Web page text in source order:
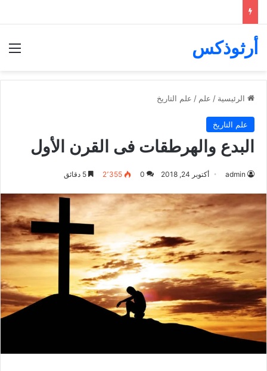
أرثوذكس
الرئيسية / علم / علم التاريخ
علم التاريخ
البدع والهرطقات فى القرن الأول
admin أكتوبر 24, 2018 0 2٬355